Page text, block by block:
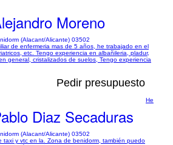
Moreno
(Alacant/Alicante) 03502
de enfermeria mas de 5 años, he trabajado en el
etc. Tengo experiencia en albañileria, pladur,
general, cristalizados de suelos, Tengo experiencia
Pedir presupuesto
Diaz Secaduras
(Alacant/Alicante) 03502
He
taxi y vtc en la. Zona de benidorm, también puedo